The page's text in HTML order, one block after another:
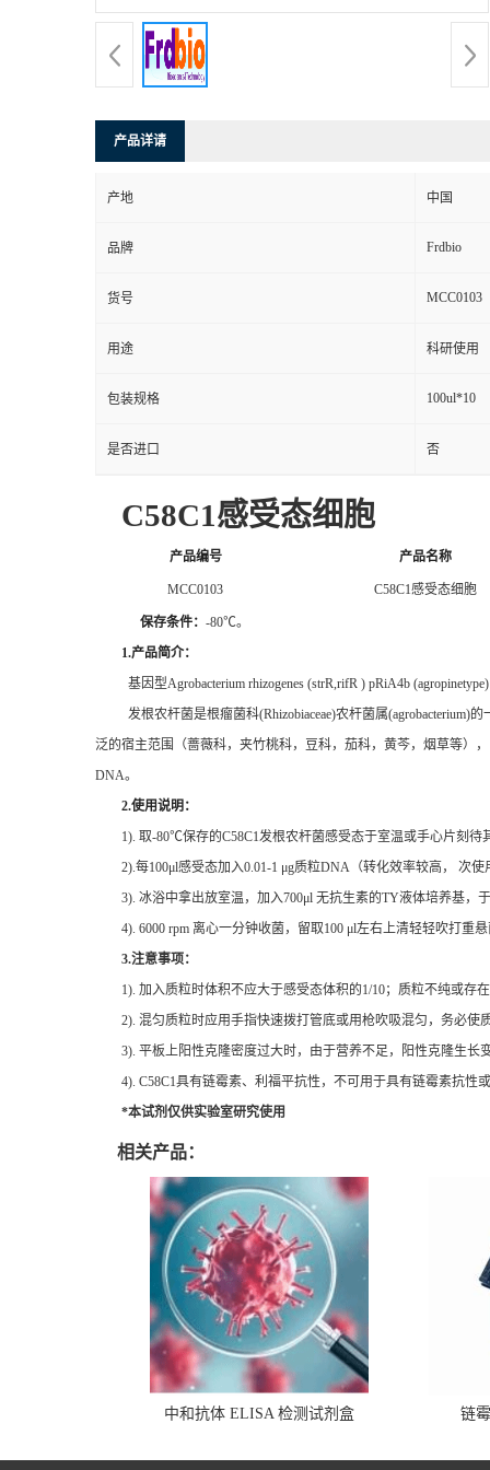
产品详请
产地 中国
品牌 Frdbio
货号 MCC0103
用途 科研使用
包装规格 100ul*10
是否进口 否
C58C1感受态细胞
产品编号 产品名称
MCC0103 C58C1感受态细胞
保存条件： -80℃。
1.产品简介：
基因型Agrobacterium rhizogenes (strR,rifR ) pRiA4b (agropinetype)
发根农杆菌是根瘤菌科(Rhizobiaceae)农杆菌属(agrobacterium)的
泛的宿主范围（蔷薇科，夹竹桃科，豆科，茄科，黄芩，烟草等）
DNA。
2.使用说明：
1). 取-80℃保存的C58C1发根农杆菌感受态于室温或手心片刻待
2).每100μl感受态加入0.01-1 μg质粒DNA （转化效率较高， 次
3). 冰浴中拿出放室温，加入700μl 无抗生素的TY液体培养基，于
4). 6000 rpm 离心一分钟收菌，留取100 μl左右上清轻轻吹打重
3.注意事项：
1). 加入质粒时体积不应大于感受态体积的1/10；质粒不纯或存
2). 混匀质粒时应用手指快速拨打管底或用枪吹吸混匀，务必
3). 平板上阳性克隆密度过大时，由于营养不足，阳性克隆生
4). C58C1具有链霉素、利福平抗性，不可用于具有链霉素抗性
*本试剂仅供实验室研究使用
相关产品：
中和抗体 ELISA 检测试剂盒 链